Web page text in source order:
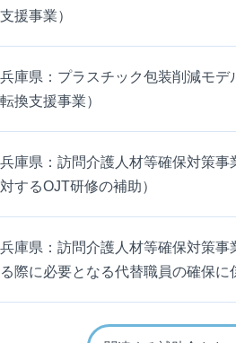
支援事業）
兵庫県：プラスチック包装削減モ
転換支援事業）
兵庫県：訪問介護人材等確保対策事
対するOJT研修の補助）
兵庫県：訪問介護人材等確保対策事
る際に必要となる代替職員の確保に